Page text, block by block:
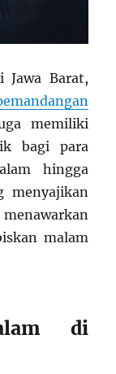
Jawa Barat,
memiliki
bagi para
hingga
menyajikan
malam
di